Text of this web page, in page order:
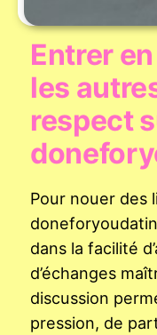
Entrer
les
respect
Pour nouer des
dans la facilité
d’échanges
discussion
pression, de